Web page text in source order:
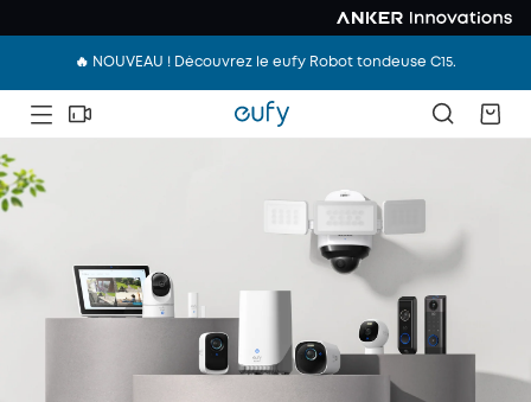
🔥 NOUVEAU ! Découvrez le eufy Robot tondeuse C15.